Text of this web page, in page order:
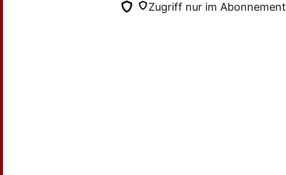
Zugriff nur im Abonnement